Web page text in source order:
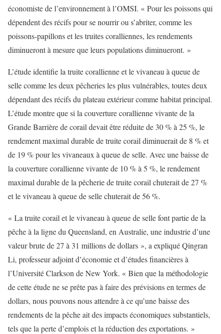
économiste de l’environnement à l’OMSI. « Pour les poissons qui
dépendent des récifs pour se nourrir ou s’abriter, comme les
poissons-papillons et les truites coralliennes, les rendements
diminueront à mesure que leurs populations diminueront. »
L’étude identifie la truite corallienne et le vivaneau à queue de
selle comme les deux pêcheries les plus vulnérables, toutes deux
dépendant des récifs du plateau extérieur comme habitat principal.
L’étude montre que si la couverture corallienne vivante de la
Grande Barrière de corail devait être réduite de 30 % à 25 %, le
rendement maximal durable de truite corail diminuerait de 8 % et
de 19 % pour les vivaneaux à queue de selle. Avec une baisse de
la couverture corallienne vivante de 10 % à 5 %, le rendement
maximal durable de la pêcherie de truite corail chuterait de 27 %
et le vivaneau à queue de selle chuterait de 56 %.
« La truite corail et le vivaneau à queue de selle font partie de la
pêche à la ligne du Queensland, en Australie, une industrie d’une
valeur brute de 27 à 31 millions de dollars », a expliqué Qingran
Li, professeur adjoint d’économie et d’études financières à
l’Université Clarkson de New York. « Bien que la méthodologie
de cette étude ne se prête pas à faire des prévisions en termes de
dollars, nous pouvons nous attendre à ce qu’une baisse des
rendements de la pêche ait des impacts économiques substantiels,
tels que la perte d’emplois et la réduction des exportations. »